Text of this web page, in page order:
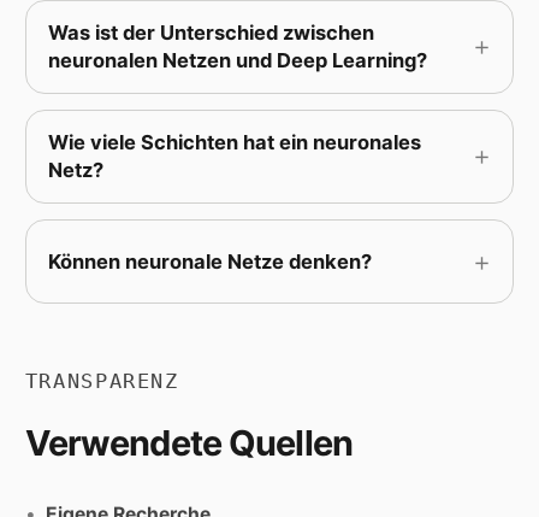
Was ist der Unterschied zwischen
neuronalen Netzenund Deep Learning?
Wie viele Schichtenhat ein neuronales
Netz?
Können neuronale Netze denken?
TRANSPARENZ
Verwendete Quellen